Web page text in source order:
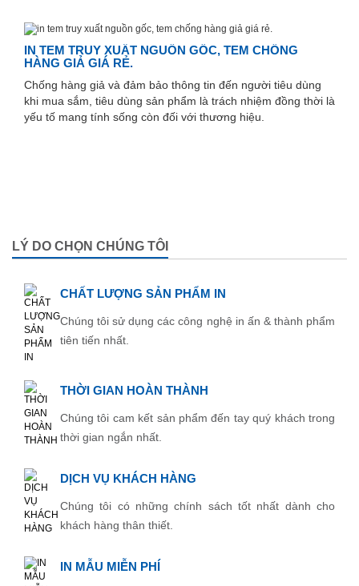
IN TEM TRUY XUẤT NGUỒN GỐC, TEM CHỐNG
HÀNG GIẢ GIÁ RẺ.
Chống hàng giả và đảm bảo thông tin đến người tiêu dùng
khi mua sắm, tiêu dùng sản phẩm là trách nhiệm đồng thời là
yếu tố mang tính sống còn đối với thương hiệu.
LÝ DO CHỌN CHÚNG TÔI
CHẤT LƯỢNG SẢN PHẨM IN
Chúng tôi sử dụng các công nghệ in ấn & thành phẩm
tiên tiến nhất.
THỜI GIAN HOÀN THÀNH
Chúng tôi cam kết sản phẩm đến tay quý khách trong
thời gian ngắn nhất.
DỊCH VỤ KHÁCH HÀNG
Chúng tôi có những chính sách tốt nhất dành cho
khách hàng thân thiết.
IN MẪU MIỄN PHÍ